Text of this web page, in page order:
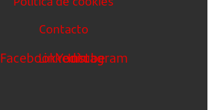
Contacto
FacebookLinkedin
Youtube
Instagram